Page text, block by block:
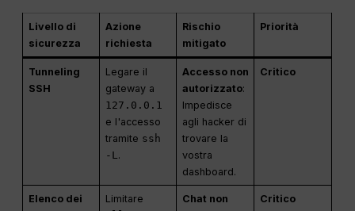
Livello di
sicurezza
Azione
richiesta
Rischio
mitigato
Priorità
Tunneling
SSH
Legare il
gateway a
127.0.0.1
e l'accesso
tramite ssh
-L.
Accesso non
autorizzato:
Impedisce
agli hacker di
trovare la
vostra
dashboard.
Critico
Elenco dei
Limitare
Chat non
Critico